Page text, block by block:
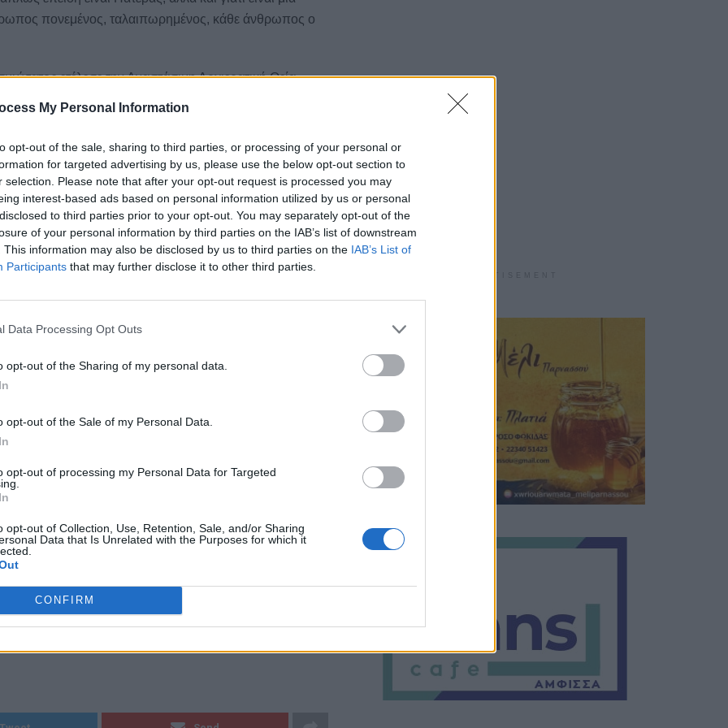
My Personal Information
opt-out of the sale, sharing to third parties, or processing of your personal or
for targeted advertising by us, please use the below opt-out section to
selection. Please note that after your opt-out request is processed you may
interest-based ads based on personal information utilized by us or personal
to third parties prior to your opt-out. You may separately opt-out of the
of your personal information by third parties on the IAB’s list of downstream
This information may also be disclosed by us to third parties on the IAB’s List of
Participants that may further disclose it to other third parties.
Data Processing Opt Outs
opt-out of the Sharing of my personal data.
opt-out of the Sale of my Personal Data.
opt-out of processing my Personal Data for Targeted
opt-out of Collection, Use, Retention, Sale, and/or Sharing
Data that Is Unrelated with the Purposes for which it
CONFIRM
πονεμένος, ταλαιπωρημένος, κάθε άνθρωπος ο
ετέλεσε την Αναστάσιμη Αρχιερατική Θεία
στο όμορφο Ζέλι Λοκρίδος.
άνοιξε μία παράδοση και μάλιστα χωρίς
θα συνεχίσουμε την παράδοση ή θα σπάσουμε αυτή
κανείς ζωντανή την αγάπη του και την παρουσία
την Αγιότητα και στους ανθρώπους του σήμερα. Και
πούμε έτσι- το μεγάλο ερώτημα της εορτής, το
της: αξιώθηκα να είμαι συγχωριανός και
του παράδειγμα, την δικιά του παρακαταθήκη, την
μην διακόψω αυτή την αλυσίδα της Αγιότητας, την
των αιώνων, να βγάλει και άλλους σαν τον Όσιο
του τόπου όχι μόνο στην πατρίδα μας αλλά στην
ο Δήμαρχος Λοκρών κ. Αθανάσιος Ζεκεντές, η
πρωτοπρεσβύτερο τον εφημέριο του Ναού π.
συμεών-να-συνεχίσουμε-την-παράδοση-του-